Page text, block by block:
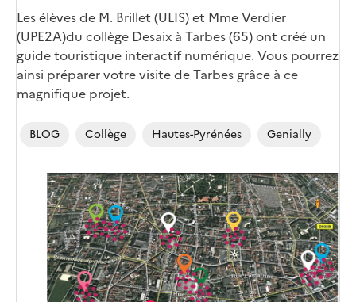
Les élèves de M. Brillet (ULIS) et Mme Verdier
(UPE2A)du collège Desaix à Tarbes (65) ont créé un
guide touristique interactif numérique. Vous pourrez
ainsi préparer votre visite de Tarbes grâce à ce
magnifique projet.
BLOG Collège Hautes-Pyrénées Genially